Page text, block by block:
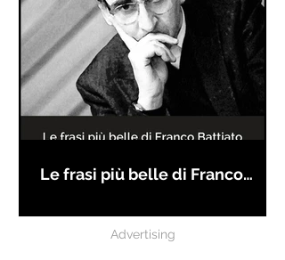
Le frasi più belle di Franco
Advertising